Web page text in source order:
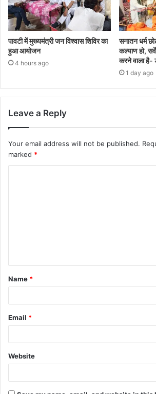
पावटी में मुख्यमंत्री जन विश्वास शिविर का
हुआ आयोजन
4 hours ago
सनातन धर्म
कल्याण हो,
करने वाला है-
1 day ago
Leave a Reply
Your email address will not be published.
marked *
Name *
Email *
Website